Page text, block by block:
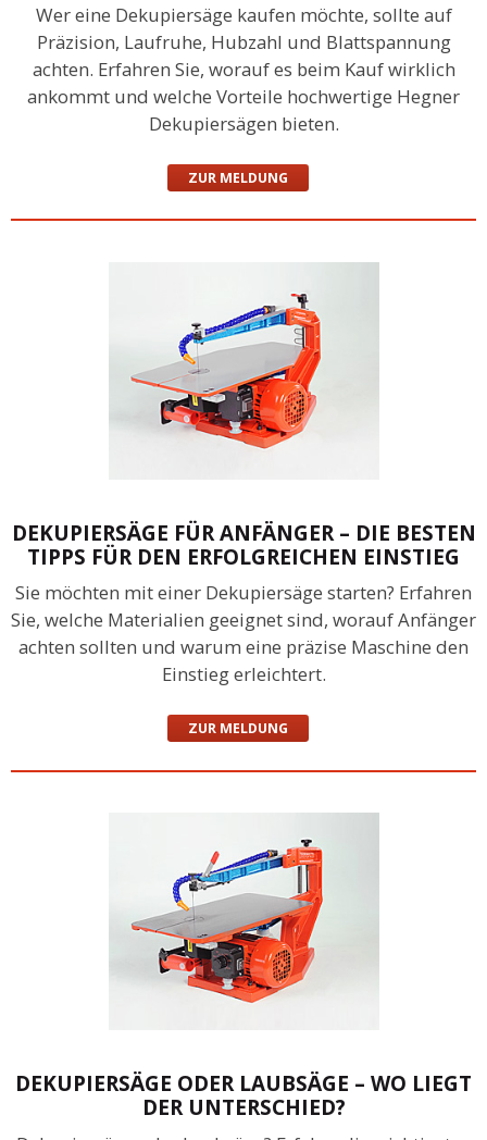
Wer eine Dekupiersäge kaufen möchte, sollte auf
Präzision, Laufruhe, Hubzahl und Blattspannung
achten. Erfahren Sie, worauf es beim Kauf wirklich
ankommt und welche Vorteile hochwertige Hegner
Dekupiersägen bieten.
ZUR MELDUNG
DEKUPIERSÄGE FÜR ANFÄNGER – DIE BESTEN
TIPPS FÜR DEN ERFOLGREICHEN EINSTIEG
Sie möchten mit einer Dekupiersäge starten? Erfahren
Sie, welche Materialien geeignet sind, worauf Anfänger
achten sollten und warum eine präzise Maschine den
Einstieg erleichtert.
ZUR MELDUNG
DEKUPIERSÄGE ODER LAUBSÄGE – WO LIEGT
DER UNTERSCHIED?